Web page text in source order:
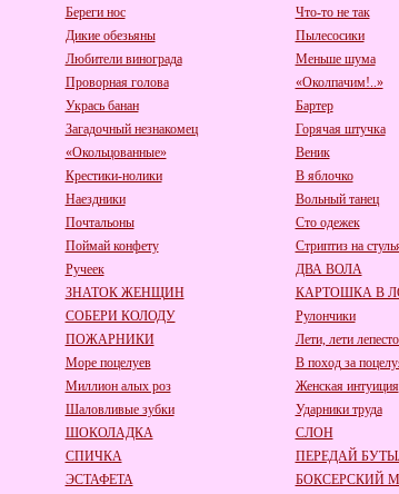
Береги нос
Что-то не так
Дикие обезьяны
Пылесосики
Любители винограда
Меньше шума
Проворная голова
«Околпачим!..»
Укрась банан
Бартер
Загадочный незнакомец
Горячая штучка
«Окольцованные»
Веник
Крестики-нолики
В яблочко
Наездники
Вольный танец
Почтальоны
Сто одежек
Поймай конфету
Стриптиз на
Ручеек
ДВА ВОЛА
ЗНАТОК ЖЕНЩИН
КАРТОШКА В
СОБЕРИ КОЛОДУ
Рулончики
ПОЖАРНИКИ
Лети, лети
Море поцелуев
В поход за
Миллион алых роз
Женская интуиция
Шаловливые зубки
Ударники труда
ШОКОЛАДКА
СЛОН
СПИЧКА
ПЕРЕДАЙ
ЭСТАФЕТА
БОКСЕРСКИЙ